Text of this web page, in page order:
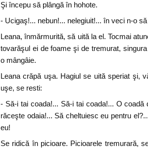
Şi începu să plângă în hohote.
- Ucigaş!... nebun!... nelegiuit!... în veci n-o
Leana, înmărmurită, să uită la el. Tocmai
tovarăşul ei de foame şi de tremurat,
o mângâie.
Leana crăpă uşa. Hagiul se uită speriat şi,
uşe, se resti:
- Să-i tai coada!... Să-i tai coada!... O
răceşte odaia!... Să cheltuiesc eu pentru
eu!
Se ridică în picioare. Picioarele tremurară,